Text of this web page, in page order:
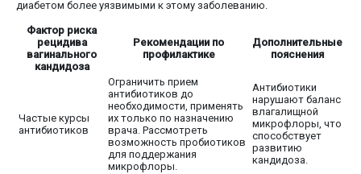
диабетом более уязвимыми к этому заболеванию.
Фактор риска
рецидива
вагинального
кандидоза
Рекомендации по
профилактике
Дополнительные
пояснения
Частые курсы
антибиотиков
Ограничить прием
антибиотиков до
необходимости, применять
их только по назначению
врача. Рассмотреть
возможность пробиотиков
для поддержания
микрофлоры.
Антибиотики
нарушают баланс
влагалищной
микрофлоры, что
способствует
развитию
кандидоза.